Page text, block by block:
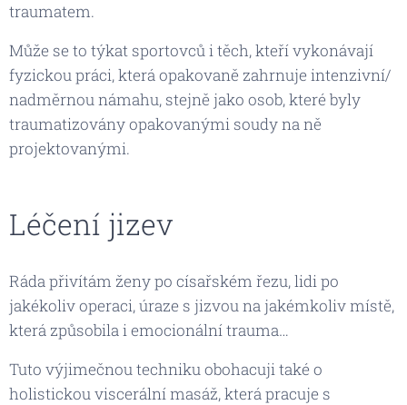
traumatem.
Může se to týkat sportovců i těch, kteří vykonávají
fyzickou práci, která opakovaně zahrnuje intenzivní/
nadměrnou námahu, stejně jako osob, které byly
traumatizovány opakovanými soudy na ně
projektovanými.
Léčení jizev
Ráda přivítám ženy po císařském řezu, lidi po
jakékoliv operaci, úraze s jizvou na jakémkoliv místě,
která způsobila i emocionální trauma…
Tuto výjimečnou techniku obohacuji také o
holistickou viscerální masáž, která pracuje s